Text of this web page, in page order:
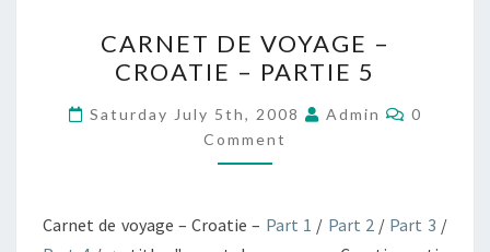
DE
VOYAGE
CROATIE
–
5
CARNET DE VOYAGE –
CROATIE – PARTIE 5
Saturday July 5th, 2008 Admin
0
Comment
Carnet de voyage – Croatie – Part 1 / Part 2/ Part 3 /